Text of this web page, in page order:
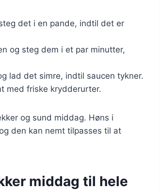
det i en pande, indtil det er
og steg dem i et par minutter,
lad det simre, indtil saucen tykner.
med friske krydderurter.
og sund middag. Høns i
den kan nemt tilpasses til at
middag til hele